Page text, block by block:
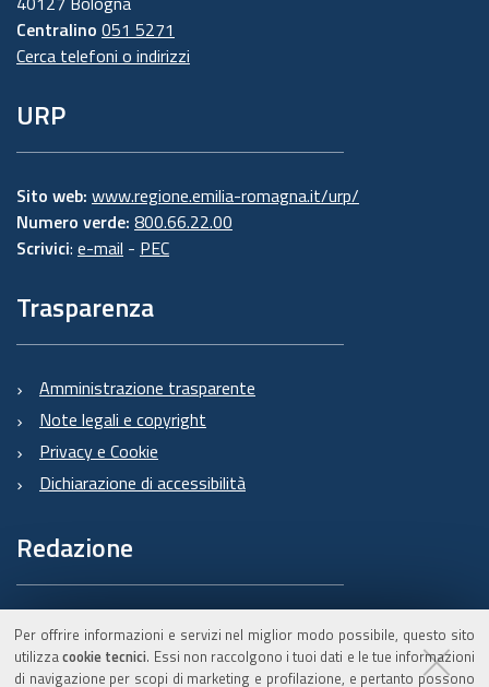
Per offrire informazioni e servizi nel miglior modo possibile, questo sito
utilizzacookie tecnici. Essi non raccolgono i tuoi dati e le tue informazioni
di navigazione per scopi di marketing e profilazione, e pertanto possono
Centralino 051 5271
Cerca telefoni o indirizzi
URP
Sito web: www.regione.emilia-romagna.it/urp/
Numero verde: 800.66.22.00
Scrivici: e-mail - PEC
Trasparenza
Amministrazione trasparente
Note legali e copyright
Privacy e Cookie
Dichiarazione di accessibilità
Redazione
Informazioni sul Burert
e contatti